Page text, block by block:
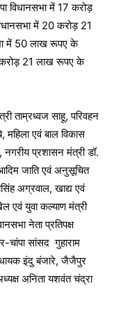
विधानसभा में 17 करोड़
में 20 करोड़ 21
में 50 लाख रूपए के
21 लाख रूपए के
ताम्रध्वज साहू, परिवहन
महिला एवं बाल विकास
प्रशासन मंत्री डॉ.
जाति एवं अनुसूचित
अग्रवाल, खाद्य एवं
एवं युवा कल्याण मंत्री
नेता प्रतिपक्ष
चांपा सांसद गुहाराम
इंदु बंजारे, जैजैपुर
अनिता यशवंत चंद्रा